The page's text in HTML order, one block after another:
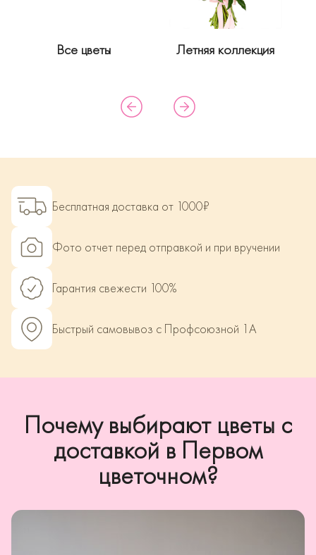
Все цветы Летняя коллекция
Бесплатная доставка от 1000₽
Фото отчет перед отправкой и при вручении
Гарантия свежести 100%
Быстрый самовывоз с Профсоюзной 1А
Почему выбирают цветы с
доставкой в Первом
цветочном?